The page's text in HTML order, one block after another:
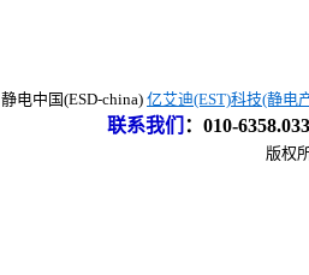
静电中国(ESD-china) 亿艾迪(EST)科技(静电
联系我们 ： 010-
版权